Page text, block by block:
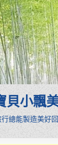
貝小飄
總能製造美好